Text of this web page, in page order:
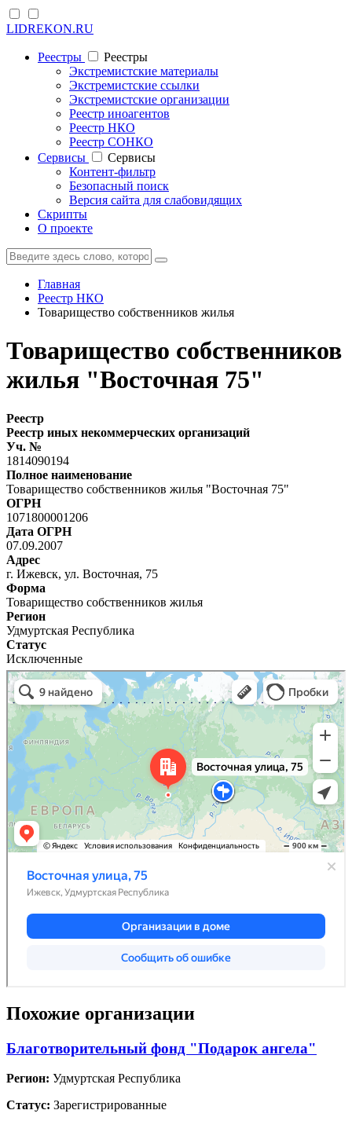
LIDREKON.RU
Реестры
Реестры
Экстремистские материалы
Экстремистские ссылки
Экстремистские организации
Реестр иноагентов
Реестр НКО
Реестр СОНКО
Cервисы
Cервисы
Контент-фильтр
Безопасный поиск
Версия сайта для слабовидящих
Скрипты
О проекте
Главная
Реестр НКО
Товарищество собственников жилья
Товарищество собственников
жилья "Восточная 75"
Реестр
Реестр иных некоммерческих организаций
Уч. №
1814090194
Полное наименование
Товарищество собственников жилья "Восточная 75"
ОГРН
1071800001206
Дата ОГРН
07.09.2007
Адрес
г. Ижевск, ул. Восточная, 75
Форма
Товарищество собственников жилья
Регион
Удмуртская Республика
Статус
Исключенные
Похожие организации
Благотворительный фонд "Подарок ангела"
Регион: Удмуртская Республика
Статус: Зарегистрированные